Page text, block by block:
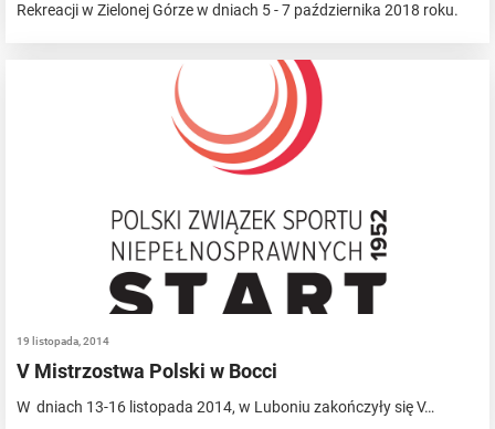
Rekreacji w Zielonej Górze w dniach 5 - 7 października 2018 roku.
19 listopada, 2014
V Mistrzostwa Polski w Bocci
W dniach 13-16 listopada 2014, w Luboniu zakończyły się V…